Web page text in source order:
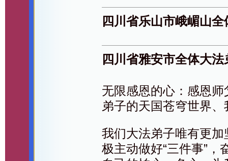
四川省乐山市峨嵋山
四川省雅安市全体大
无限感恩的心：感恩
弟子的天国苍穹世界
我们大法弟子唯有更
极主动做好“三件事”